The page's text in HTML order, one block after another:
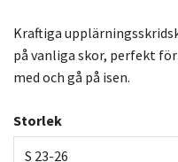
Kraftiga
på vanliga skor, perfekt
med och gå på isen.
Storlek
S 23-26